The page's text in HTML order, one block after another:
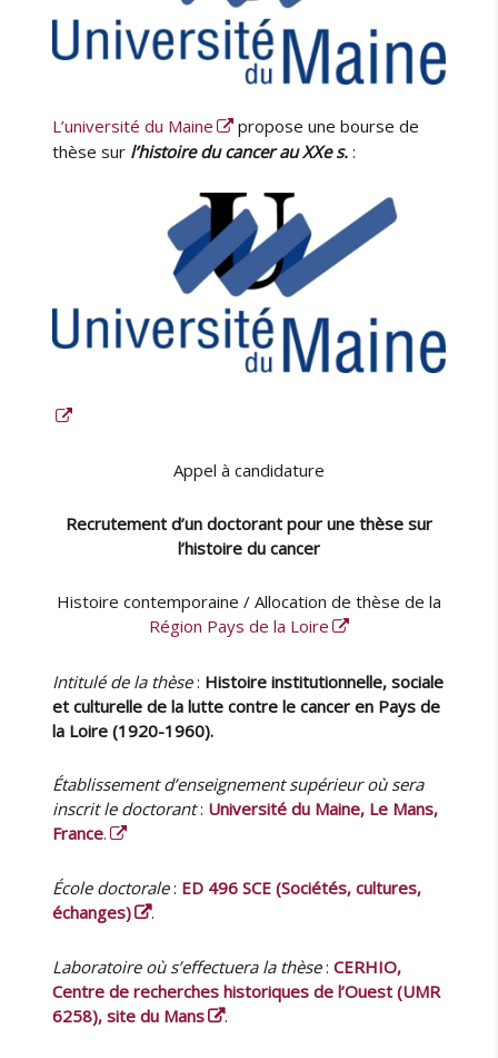
m
é
d
i
n
p
e
s
o
n
e
n
c
n
c
o
l
i
e
e
L’université du Maine
propose une bourse de
thèse sur l’histoire du cancer au XXe s. :
Appel à candidature
Recrutement d’un doctorant pour une thèse sur
l’histoire du cancer
Histoire contemporaine / Allocation de thèse de la
Région Pays de la Loire
Intitulé de la thèse: Histoire institutionnelle, sociale
et culturelle de la lutte contre le cancer en Pays de
la Loire (1920-1960).
Établissement d’enseignement supérieur où sera
inscrit le doctorant: Université du Maine, Le Mans,
France.
École doctorale: ED 496 SCE (Sociétés, cultures,
échanges)
.
Laboratoire où s’effectuera la thèse:CERHIO,
Centre de recherches historiques de l’Ouest (UMR
6258), site du Mans
.